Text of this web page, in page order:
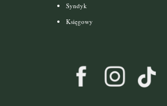
Syndyk
Księgowy